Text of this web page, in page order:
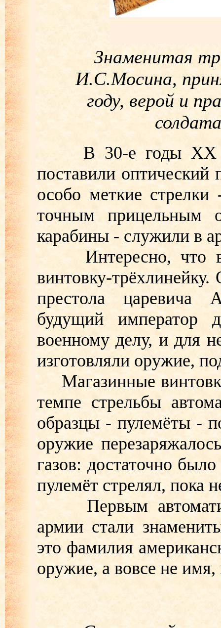
Знаменитая
И.С.Мосина,
году, верой и
В 30-е годы XX
поставили
особо меткие
точным прицельным
карабины - служили в
Интересно, что в
винтовку-
престола царевича
будущий император
военному делу, и для
изготовляли оружие,
Магазинные
темпе стрельбы
образцы - пулемёты -
оружие
газов: достаточно
пулемёт стрелял, пока
Первым
армии стали
это фамилия
оружие, а вовсе не